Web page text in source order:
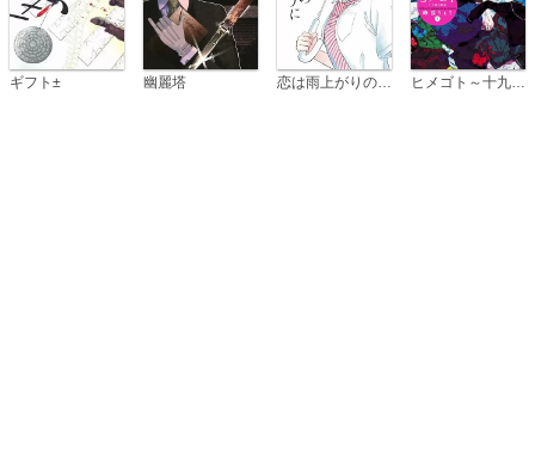
ギフト± 幽麗塔 ヒメゴト～十九歳の制服～